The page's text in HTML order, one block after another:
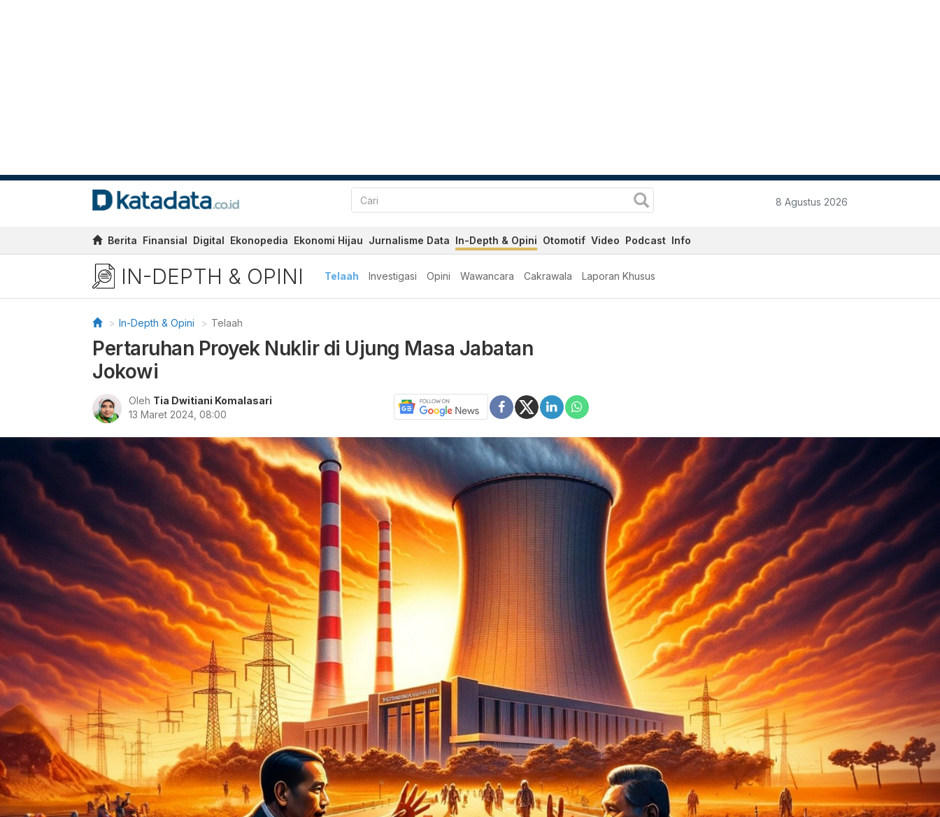
8 Agustus 2026
Berita Finansial Digital Ekonopedia Ekonomi Hijau Jurnalisme Data In-Depth & Opini Otomotif Video Podcast Info
IN-DEPTH & OPINI Telaah Investigasi Opini Wawancara Cakrawala Laporan Khusus
In-Depth & Opini Telaah
Pertaruhan Proyek Nuklir di Ujung Masa Jabatan
Jokowi
Oleh Tia Dwitiani Komalasari
13 Maret 2024, 08:00